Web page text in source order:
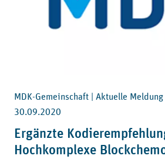
MDK-Gemeinschaft | Aktuelle Meldung
30.09.2020
Ergänzte
Hochkomplexe